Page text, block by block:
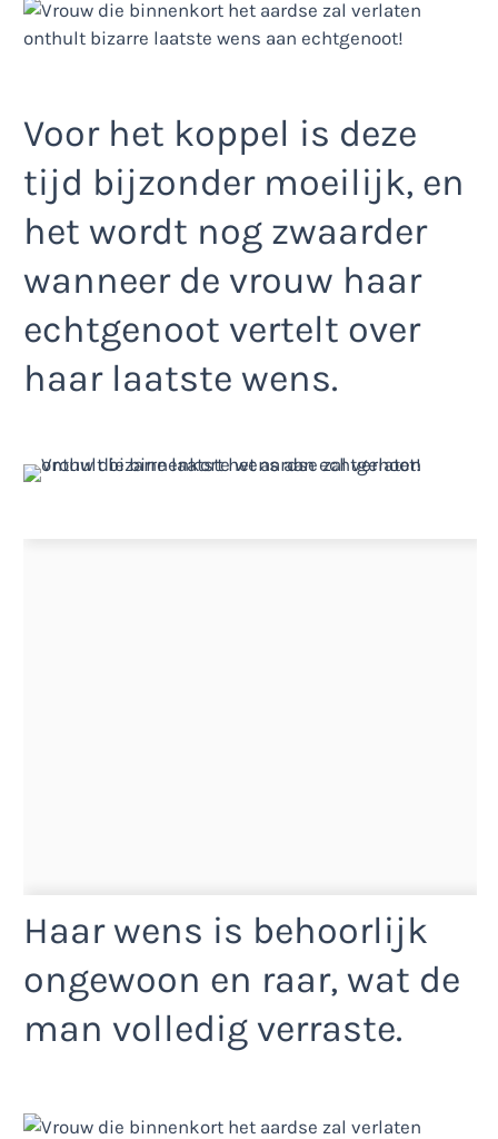
Voor het koppel is deze
tijd bijzonder moeilijk, en
het wordt nog zwaarder
wanneer de vrouw haar
echtgenoot vertelt over
haar laatste wens.
Haar wens is behoorlijk
ongewoon en raar, wat de
man volledig verraste.